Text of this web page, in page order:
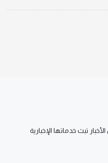
تبث خدماتها الإخبارية